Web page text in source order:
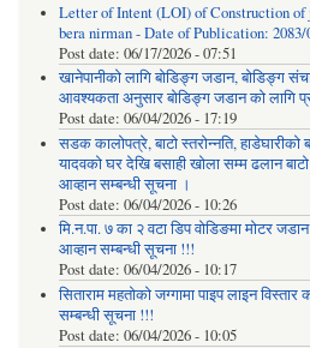
Letter of Intent (LOI) of Construction of
bera nirman - Date of Publication: 2083/
Post date: 06/17/2026 - 07:51
खानेपानीको लागि बोडिङ्ग जडान, बोडिङ्ग
आवश्यकता अनुसार बोडिङ्ग जडान को लागि
Post date: 06/04/2026 - 17:19
सडक कालोपत्रे, बाटो स्तरोन्नति, हाडेघारीको
यादवको घर देखि बसाही खोला सम्म ढलान बाटो
आव्हान सम्बन्धी सूचना ।
Post date: 06/04/2026 - 10:26
मि.न.पा. ७ का २ वटा डिप वोडिङमा मोटर
आव्हान सम्बन्धी सूचना !!!
Post date: 06/04/2026 - 10:17
सिताराम महतोको जग्गामा पाइप लाइन विस्तार
सम्बन्धी सूचना !!!
Post date: 06/04/2026 - 10:05